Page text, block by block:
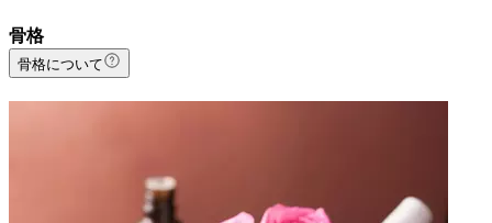
骨格
骨格について